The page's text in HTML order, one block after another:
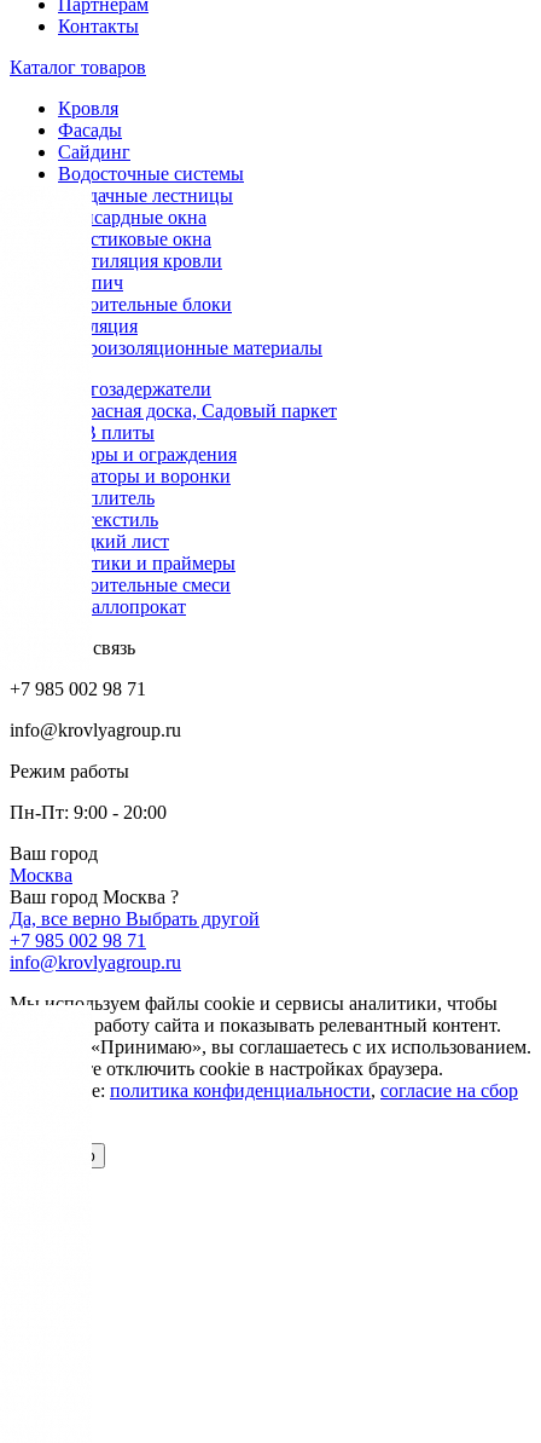
Контакты
Каталог товаров
Кровля
Фасады
Сайдинг
Водосточные системы
Чердачные лестницы
Мансардные окна
Пластиковые окна
Вентиляция кровли
Кирпич
Строительные блоки
Изоляция
Гидроизоляционные материалы
Снегозадержатели
Террасная доска, Садовый паркет
OSB плиты
Заборы и ограждения
Аэраторы и воронки
Утеплитель
Геотекстиль
Гладкий лист
Мастики и праймеры
Строительные смеси
Металлопрокат
Обратная связь
+7 985 002 98 71
info@krovlyagroup.ru
Режим работы
Пн-Пт: 9:00 - 20:00
Ваш город
Москва
Ваш город Москва ?
Да, все верно Выбрать другой
+7 985 002 98 71
info@krovlyagroup.ru
Мы используем файлы cookie и сервисы аналитики, чтобы
улучшить работу сайта и показывать релевантный контент.
Нажимая «Принимаю», вы соглашаетесь с их использованием.
Вы можете отключить cookie в настройках браузера.
Подробнее: политика конфиденциальности, согласие на сбор
Принимаю